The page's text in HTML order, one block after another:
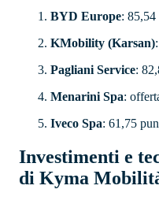
BYD Europe: 85,54
KMobility (Karsan)
Pagliani Service:
Menarini Spa:
Iveco Spa: 61,75
Investimenti e
di Kyma